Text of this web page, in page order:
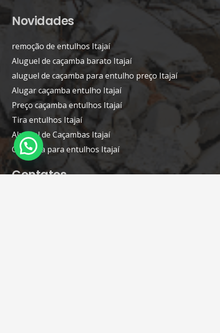
Novidades
remoção de entulhos Itajaí
Aluguel de caçamba barato Itajaí
aluguel de caçamba para entulho preço Itajaí
Alugar caçamba entulho Itajaí
Preço caçamba entulhos Itajaí
Tira entulhos Itajaí
Aluguel de Caçambas Itajaí
Caçamba para entulhos Itajaí
Contatos